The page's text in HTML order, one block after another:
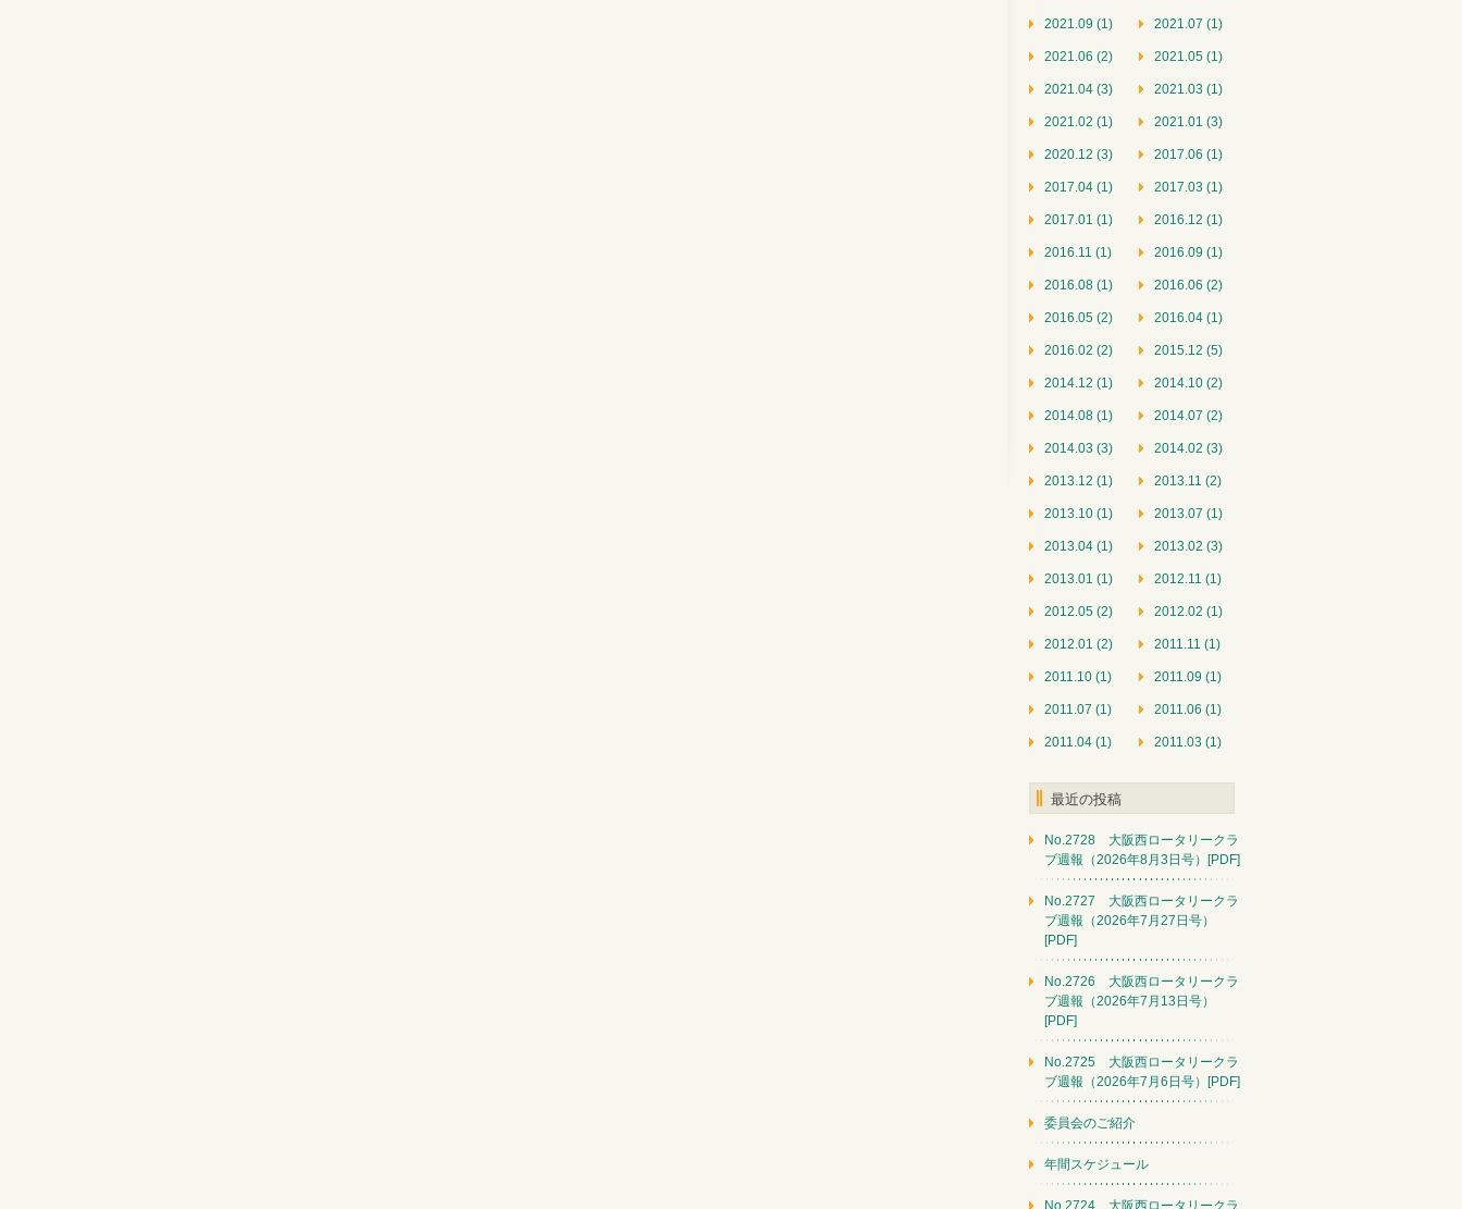
2021.09 (1) 2021.07 (1)
2021.06 (2) 2021.05 (1)
2021.04 (3) 2021.03 (1)
2021.02 (1) 2021.01 (3)
2020.12 (3) 2017.06 (1)
2017.04 (1) 2017.03 (1)
2017.01 (1) 2016.12 (1)
2016.11 (1) 2016.09 (1)
2016.08 (1) 2016.06 (2)
2016.05 (2) 2016.04 (1)
2016.02 (2) 2015.12 (5)
2014.12 (1) 2014.10 (2)
2014.08 (1) 2014.07 (2)
2014.03 (3) 2014.02 (3)
2013.12 (1) 2013.11 (2)
2013.10 (1) 2013.07 (1)
2013.04 (1) 2013.02 (3)
2013.01 (1) 2012.11 (1)
2012.05 (2) 2012.02 (1)
2012.01 (2) 2011.11 (1)
2011.10 (1) 2011.09 (1)
2011.07 (1) 2011.06 (1)
2011.04 (1) 2011.03 (1)
最近の投稿
No.2728 大阪西ロータリークラ
ブ週報（2026年8月3日号）[PDF]
No.2727 大阪西ロータリークラ
ブ週報（2026年7月27日号）
[PDF]
No.2726 大阪西ロータリークラ
ブ週報（2026年7月13日号）
[PDF]
No.2725 大阪西ロータリークラ
ブ週報（2026年7月6日号）[PDF]
委員会のご紹介
年間スケジュール
No.2724 大阪西ロータリークラ